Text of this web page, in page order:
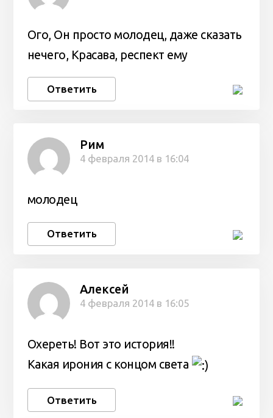
Ого, Он просто молодец, даже сказать
нечего, Красава, респект ему
Ответить
Рим
4 февраля 2014 в 16:04
молодец
Ответить
Алексей
4 февраля 2014 в 16:05
Охереть! Вот это история!!
Какая ирония с концом света
Ответить